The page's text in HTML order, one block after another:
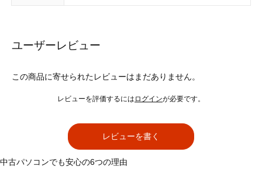
ユーザーレビュー
この商品に寄せられたレビューはまだありません。
レビューを評価するには ログインが必要です。
レビューを書く
中古パソコンでも安心の6つの理由